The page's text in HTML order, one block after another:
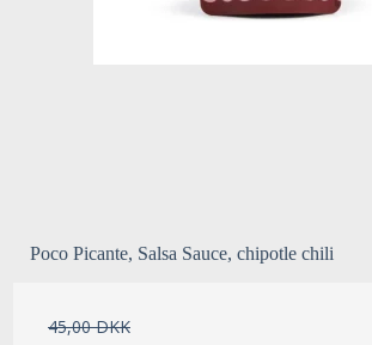
Poco Picante, Salsa Sauce, chipotle chili
45,00 DKK